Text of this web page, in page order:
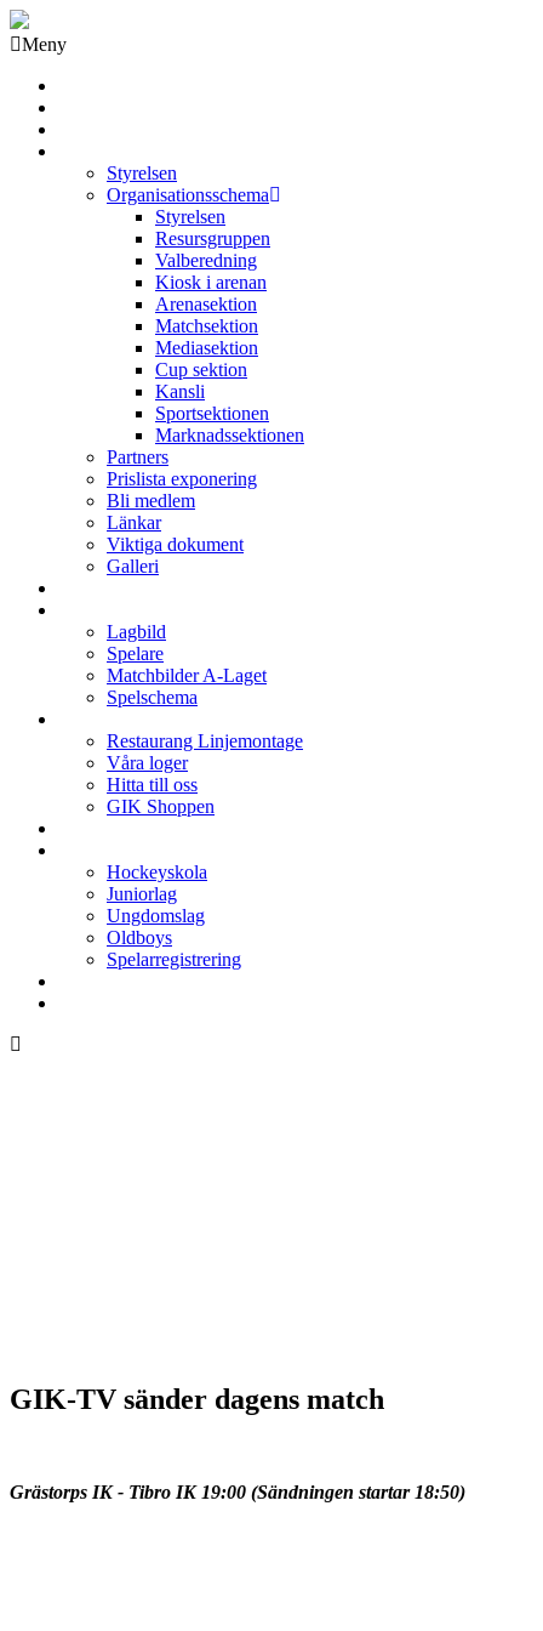
Meny
Styrelsen
Organisationsschema
Styrelsen
Resursgruppen
Valberedning
Kiosk i arenan
Arenasektion
Matchsektion
Mediasektion
Cup sektion
Kansli
Sportsektionen
Marknadssektionen
Partners
Prislista exponering
Bli medlem
Länkar
Viktiga dokument
Galleri
Lagbild
Spelare
Matchbilder A-Laget
Spelschema
Restaurang Linjemontage
Våra loger
Hitta till oss
GIK Shoppen
Hockeyskola
Juniorlag
Ungdomslag
Oldboys
Spelarregistrering
GIK-TV sänder dagens match
Grästorps IK - Tibro IK 19:00 (Sändningen startar 18:50)